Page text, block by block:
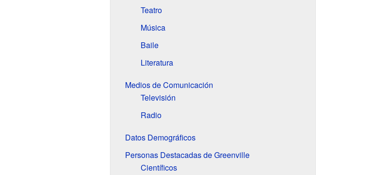
Teatro
Música
Baile
Literatura
Medios de Comunicación
Televisión
Radio
Datos Demográficos
Personas Destacadas de Greenville
Científicos